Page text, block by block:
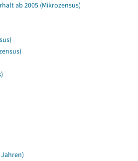
ab 2005 (Mikrozensus)